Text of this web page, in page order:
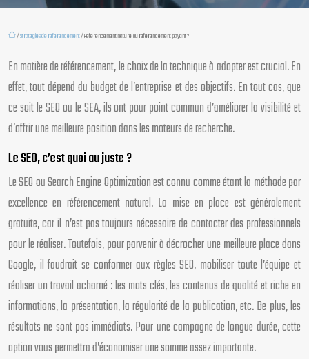
/Stratégies de référencement/ Référencement naturel ou référencement payant ?
En matière de référencement, le choix de la technique à adopter est crucial. En
effet, tout dépend du budget de l’entreprise et des objectifs. En tout cas, que
ce soit le SEO ou le SEA, ils ont pour point commun d’améliorer la visibilité et
d’offrir une meilleure position dans les moteurs de recherche.
Le SEO, c’est quoi au juste ?
Le SEO ou Search Engine Optimization est connu comme étant la méthode par
excellence en référencement naturel. La mise en place est généralement
gratuite, car il n’est pas toujours nécessaire de contacter des professionnels
pour le réaliser. Toutefois, pour parvenir à décrocher une meilleure place dans
Google, il faudrait se conformer aux règles SEO, mobiliser toute l’équipe et
réaliser un travail acharné : les mots clés, les contenus de qualité et riche en
informations, la présentation, la régularité de la publication, etc. De plus, les
résultats ne sont pas immédiats. Pour une campagne de longue durée, cette
option vous permettra d’économiser une somme assez importante.